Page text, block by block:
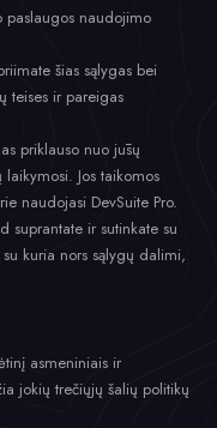
paslaugos naudojimo
šias sąlygas bei
teises ir pareigas
priklauso nuo jūsų
Jos taikomos
naudojasi DevSuite Pro.
suprantate ir sutinkate su
kuria nors sąlygų dalimi,
asmeniniais ir
jokių trečiųjų šalių politikų